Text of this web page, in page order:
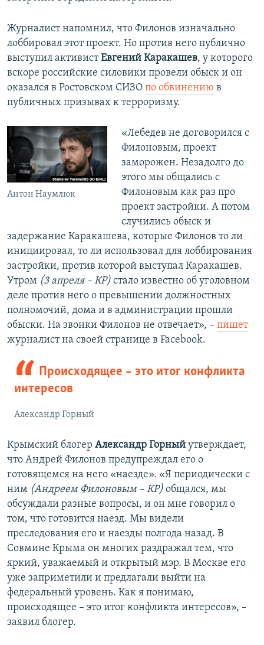
Журналист напомнил, что Филонов изначально
лоббировал этот проект. Но против него публично
выступил активистЕвгений Каракашев, у которого
вскоре российские силовики провели обыск и он
оказался в Ростовском СИЗО по обвинению в
публичных призывах к терроризму.
Антон Наумлюк
«Лебедев не договорился с
Филоновым, проект
заморожен. Незадолго до
этого мы общались с
Филоновым как раз про
проект застройки. А потом
случились обыск и
задержание Каракашева, которые Филонов то ли
инициировал, то ли использовал для лоббирования
застройки, против которой выступал Каракашев.
Утром (3 апреля – КР) стало известно об уголовном
деле против него о превышении должностных
полномочий, дома и в администрации прошли
обыски. На звонки Филонов не отвечает», – пишет
журналист на своей странице в Facebook.
Происходящее – это итог конфликта
интересов
Александр Горный
Крымский блогер Александр Горный утверждает,
что Андрей Филонов предупреждал его о
готовящемся на него «наезде». «Я периодически с
ним (Андреем Филоновым – КР) общался, мы
обсуждали разные вопросы, и он мне говорил о
том, что готовится наезд. Мы видели
преследования его и наезды полгода назад. В
Совмине Крыма он многих раздражал тем, что
яркий, уважаемый и открытый мэр. В Москве его
уже заприметили и предлагали выйти на
федеральный уровень. Как я понимаю,
происходящее – это итог конфликта интересов», –
заявил блогер.